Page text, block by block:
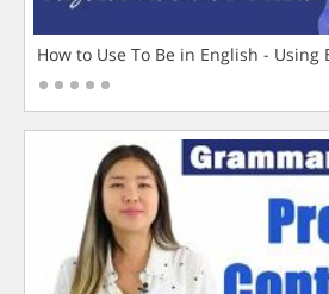
How to Use To Be in English -